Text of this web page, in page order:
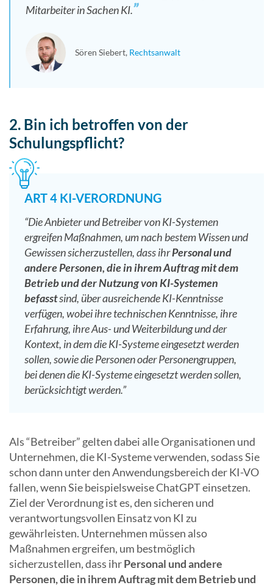
Mitarbeiter in Sachen KI.
Sören Siebert Rechtsanwalt
2. Bin ich betroffen von der
Schulungspflicht?
ART 4 KI-VERORDNUNG
“Die Anbieter und Betreiber von KI-Systemen
ergreifen Maßnahmen, um nach bestem Wissen und
Gewissen sicherzustellen, dass ihrPersonal und
andere Personen, die in ihrem Auftrag mit dem
Betrieb und der Nutzung von KI-Systemen
befasstsind, über ausreichende KI-Kenntnisse
verfügen, wobei ihre technischen Kenntnisse, ihre
Erfahrung, ihre Aus- und Weiterbildung und der
Kontext, in dem die KI-Systeme eingesetzt werden
sollen, sowie die Personen oder Personengruppen,
bei denen die KI-Systeme eingesetzt werden sollen,
berücksichtigt werden.”
Als “Betreiber” gelten dabei alle Organisationen und
Unternehmen, die KI-Systeme verwenden, sodass Sie
schon dann unter den Anwendungsbereich der KI-VO
fallen, wenn Sie beispielsweise ChatGPT einsetzen.
Ziel der Verordnung ist es, den sicheren und
verantwortungsvollen Einsatz von KI zu
gewährleisten. Unternehmen müssen also
Maßnahmen ergreifen, um bestmöglich
sicherzustellen, dass ihrPersonal und andere
Personen, die in ihrem Auftrag mit dem Betrieb und